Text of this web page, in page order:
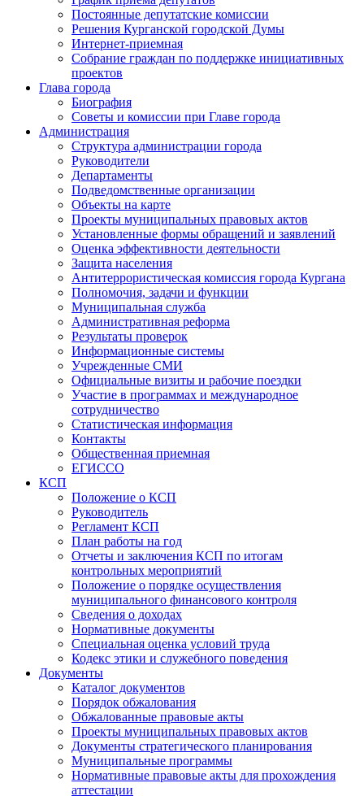
Постоянные депутатские комиссии
Решения Курганской городской Думы
Интернет-приемная
Собрание граждан по поддержке инициативных
проектов
Глава города
Биография
Советы и комиссии при Главе города
Администрация
Структура администрации города
Руководители
Департаменты
Подведомственные организации
Объекты на карте
Проекты муниципальных правовых актов
Установленные формы обращений и заявлений
Оценка эффективности деятельности
Защита населения
Антитеррористическая комиссия города Кургана
Полномочия, задачи и функции
Муниципальная служба
Административная реформа
Результаты проверок
Информационные системы
Учрежденные СМИ
Официальные визиты и рабочие поездки
Участие в программах и международное
сотрудничество
Статистическая информация
Контакты
Общественная приемная
ЕГИССО
КСП
Положение о КСП
Руководитель
Регламент КСП
План работы на год
Отчеты и заключения КСП по итогам
контрольных мероприятий
Положение о порядке осуществления
муниципального финансового контроля
Сведения о доходах
Нормативные документы
Специальная оценка условий труда
Кодекс этики и служебного поведения
Документы
Каталог документов
Порядок обжалования
Обжалованные правовые акты
Проекты муниципальных правовых актов
Документы стратегического планирования
Муниципальные программы
Нормативные правовые акты для прохождения
аттестации